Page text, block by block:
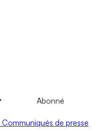
Abonné
Communiqués de presse